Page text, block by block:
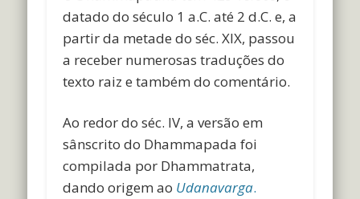
datado do século 1 a.C. até 2 d.C. e, a
partir da metade do séc. XIX, passou
a receber numerosas traduções do
texto raiz e também do comentário.
Ao redor do séc. IV, a versão em
sânscrito do Dhammapada foi
compilada por Dhammatrata,
dando origem ao Udanavarga.